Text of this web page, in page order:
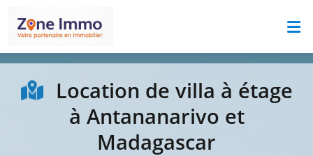
Location de villa à étage
à Antananarivo et
Madagascar